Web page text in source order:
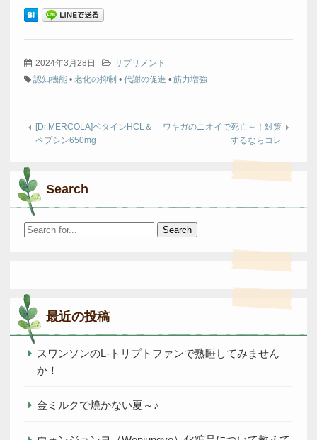
2024年3月28日
サプリメント
認知機能 • 老化の抑制 • 代謝の促進 • 筋力増強
[Dr.MERCOLA]ベタインHCL＆
ペプシン650mg
ワキガのニオイで死亡～！対策
するならコレ
Search
Search
最近の投稿
スワンソンのL-トリプトファンで熟睡してみません
か！
金ミルクで焼かない夏～♪